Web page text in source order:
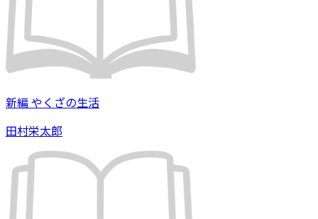
新編 やくざの生活
田村栄太郎